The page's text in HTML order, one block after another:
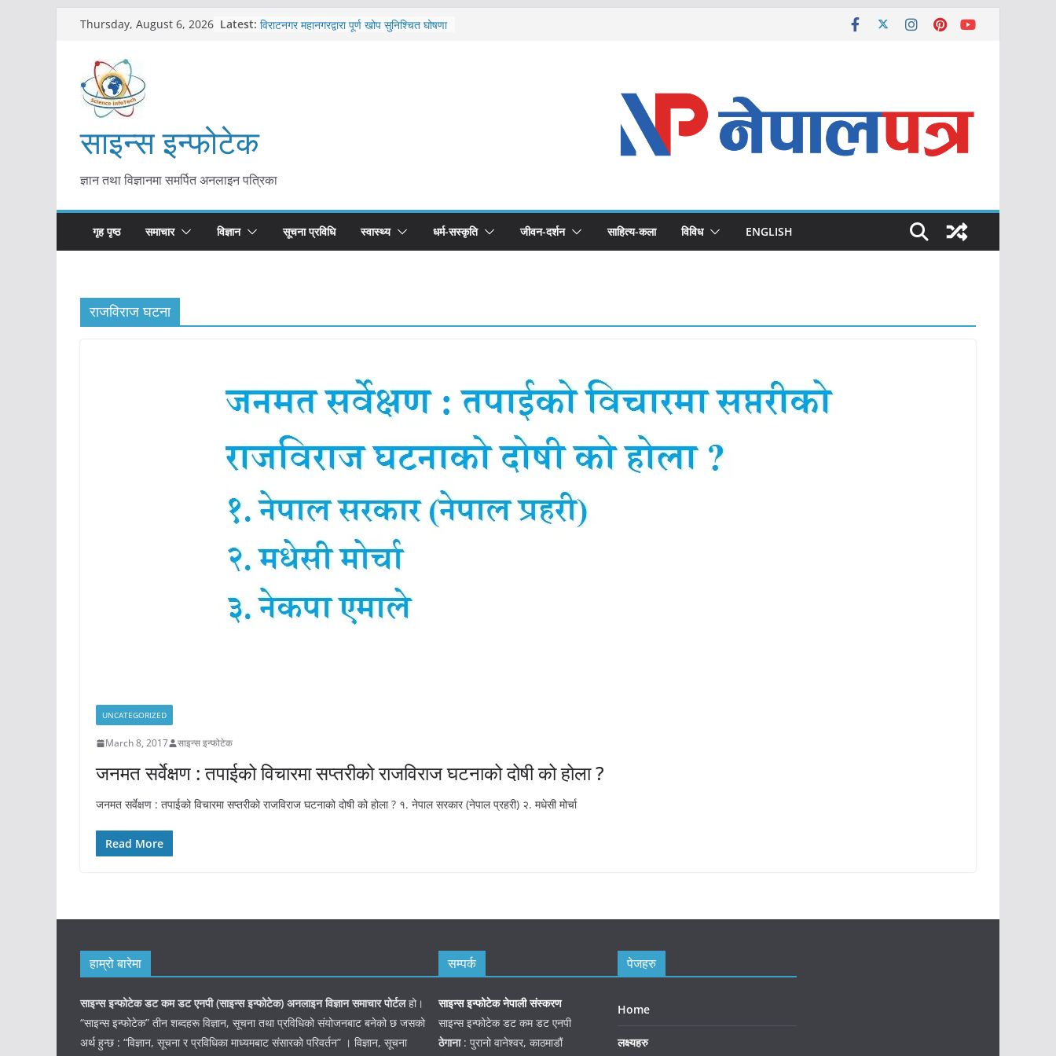
content
Thursday, August 6, 2026 Latest: कोरोना संक्रमण पुष्टिपछि दार्चुलाका सीमामा कडाइ
विराटनगर महानगरद्वारा पूर्ण खोप सुनिश्चित घोषणा
साइन्स इन्फोटेक
ज्ञान तथा विज्ञानमा समर्पित अनलाइन पत्रिका
गृह पृष्ठ समाचार विज्ञान सूचना प्रविधि स्वास्थ्य धर्म-सस्कृति जीवन-दर्शन साहित्य-कला विविध ENGLISH
राजविराज घटना
UNCATEGORIZED
March 8, 2017 साइन्स इन्फोटेक
जनमत सर्वेक्षण : तपाईको विचारमा सप्तरीको राजविराज घटनाको दोषी को होला ?
जनमत सर्वेक्षण : तपाईको विचारमा सप्तरीको राजविराज घटनाको दोषी को होला ? १. नेपाल सरकार (नेपाल प्रहरी) २. मधेसी मोर्चा
Read More
हाम्रो बारेमा
साइन्स इन्फोटेक डट कम डट एनपी (साइन्सइन्फोटेक) अनलाइन विज्ञान समाचार पोर्टलहो।
“साइन्स इन्फोटेक” तीन शब्दहरू विज्ञान, सूचना तथा प्रविधिको संयोजनबाट बनेको छ जसको
अर्थ हुन्छ : “विज्ञान, सूचना र प्रविधिका माध्यमबाट संसारको परिवर्तन” । विज्ञान, सूचना
सम्पर्क
साइन्स इन्फोटेक नेपाली संस्करण
साइन्स इन्फोटेक डट कम डट एनपी
ठेगाना: पुरानो वानेश्वर, काठमाडौं
पेजहरु
Home
लक्ष्यहरु